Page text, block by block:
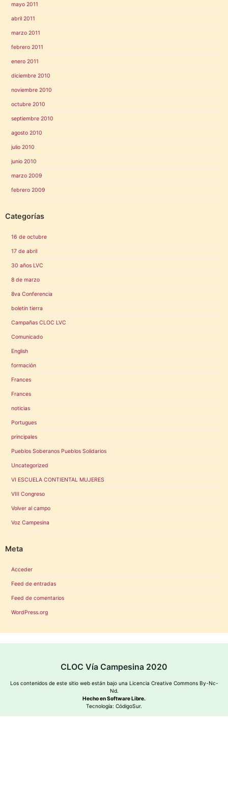
mayo 2011
abril 2011
marzo 2011
febrero 2011
enero 2011
diciembre 2010
noviembre 2010
octubre 2010
septiembre 2010
agosto 2010
julio 2010
junio 2010
marzo 2009
febrero 2009
Categorías
16 de octubre
17 de abril
30 años LVC
8 de marzo
8va Conferencia
boletin tierra
Campañas CLOC LVC
Comunicado
English
formación
Frances
Frances
noticias
Portugues
principales
Pueblos Soberanos Pueblos Solidarios
Uncategorized
VI ESCUELA CONTIENTAL MUJERES
VIII Congreso
Volver al campo
Voz Campesina
Meta
Acceder
Feed de entradas
Feed de comentarios
WordPress.org
CLOC Vía Campesina 2020
Los contenidos de este sitio web están bajo una Licencia Creative Commons By-Nc-
Nd.
Hecho en Software Libre.
Tecnología: CódigoSur.